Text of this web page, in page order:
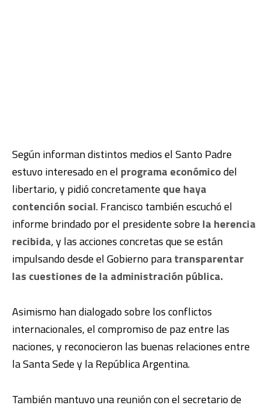
Según informan distintos medios el Santo Padre
estuvo interesado en el programa económicodel
libertario, y pidió concretamente que haya
contención social. Francisco también escuchó el
informe brindado por el presidente sobre la herencia
recibida, y las acciones concretas que se están
impulsando desde el Gobierno paratransparentar
las cuestiones de la administración pública.
Asimismo han dialogado sobre los conflictos
internacionales, el compromiso de paz entre las
naciones, y reconocieron las buenas relaciones entre
la Santa Sede y la República Argentina.
También mantuvo una reunión conel secretario de